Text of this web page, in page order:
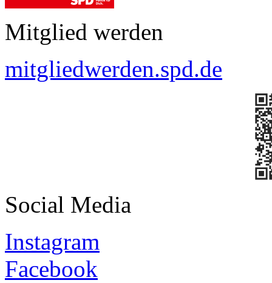
Mitglied werden
mitgliedwerden.spd.de
Social Media
Instagram
Facebook